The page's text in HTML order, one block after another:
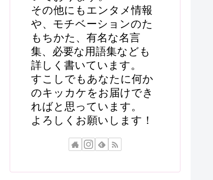
その他にもエンタメ情報
や、モチベーションのた
もちかた、有名な名言
集、必要な用語集なども
詳しく書いています。
すこしでもあなたに何か
のキッカケをお届けでき
ればと思っています。
よろしくお願いします！